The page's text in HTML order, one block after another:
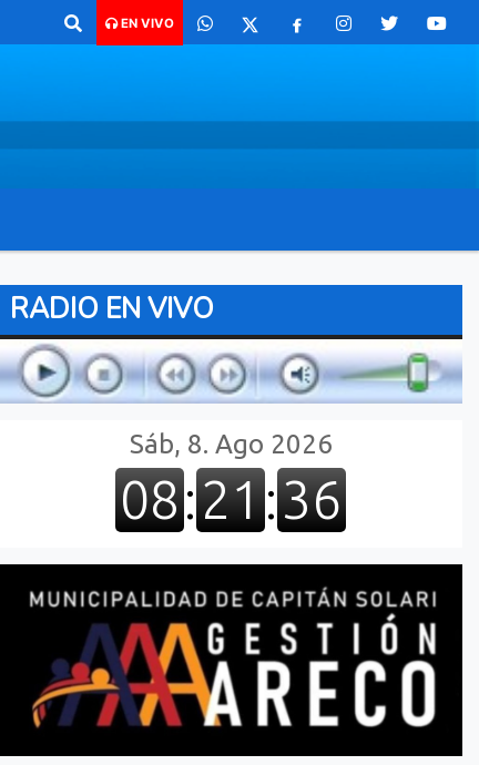
362 4879579 Radio argentina 89.3 Mhz Catamarca
EN VIVO
RADIO EN VIVO